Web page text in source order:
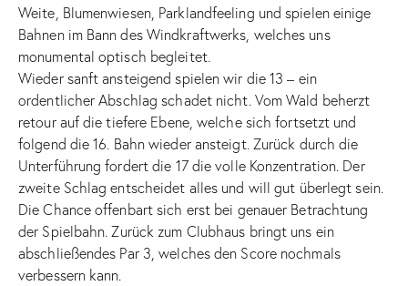
Weite, Blumenwiesen, Parklandfeeling und spielen einige
Bahnen im Bann des Windkraftwerks, welches uns
monumental optisch begleitet.
Wieder sanft ansteigend spielen wir die 13 – ein
ordentlicher Abschlag schadet nicht. Vom Wald beherzt
retour auf die tiefere Ebene, welche sich fortsetzt und
folgend die 16. Bahn wieder ansteigt. Zurück durch die
Unterführung fordert die 17 die volle Konzentration. Der
zweite Schlag entscheidet alles und will gut überlegt sein.
Die Chance offenbart sich erst bei genauer Betrachtung
der Spielbahn. Zurück zum Clubhaus bringt uns ein
abschließendes Par 3, welches den Score nochmals
verbessern kann.